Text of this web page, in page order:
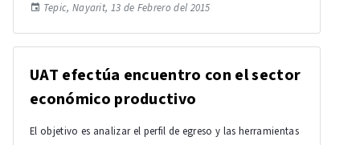
Tepic, Nayarit, 13 de Febrero del 2015
UAT efectúa encuentro con el sector
económico productivo
El objetivo es analizar el perfil de egreso y las herramientas